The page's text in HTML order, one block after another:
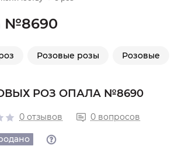
№8690
Розовые розы Розовые
РОЗ ОПАЛА №8690
0 отзывов 0 вопросов